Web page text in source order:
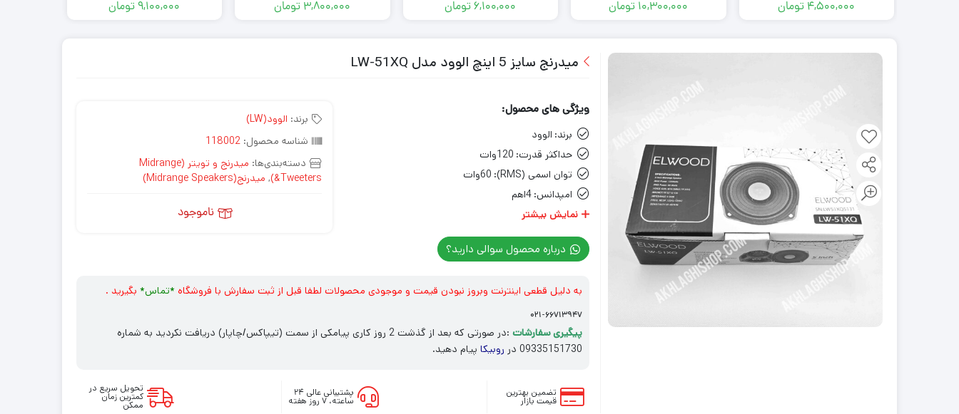
4,500,000 تومان 10,300,000 تومان 6,100,000تومان 3,800,000 تومان 9,100,000تومان
میدرنج سایز 5 اینچ الوود مدل LW-51XQ
ویژگی های محصول:
برند: الوود
حداکثر قدرت: 120وات
توان اسمی (RMS):
60وات
امپدانس: 4اهم
حساسیت:95db
نمایش بیشتر
درباره محصول سوالی دارید؟
برند: الوود(LW)
شناسه محصول: 118002
دسته‌بندی‌ها:
میدرنج و تویتر (Midrange
&Tweeters)
, میدرنج(Midrange Speakers)
ناموجود
به دلیل قطعی اینترنت وبروز نبودن قیمت و موجودی محصولات لطفا قبل از ثبت سفارش با فروشگاه *تماس* بگیرید .
۰۲۱-۶۶۷۱۳۹۴۷
پیگیری سفارشات
:در صورتی که بعد از گذشت 2 روز کاری پیامکی از سمت (تیپاکس/چاپار) دریافت نکردید به شماره
09335151730 در
روبیکا پیام دهید.
تضمین بهترین
قیمت بازار
پشتیبانی عالی ۲۴
ساعته، ۷ روز هفته
تحویل سریع در
کمترین زمان
ممکن